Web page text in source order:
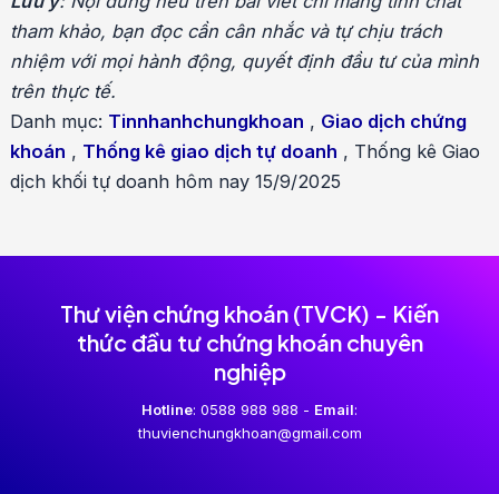
bài
viết
tham khảo, bạn đọc cần cân nhắc và tự chịu trách
nhiệm với mọi hành động, quyết định đầu tư của mình
trên thực tế.
Danh mục: Tinnhanhchungkhoan , Giao dịch chứng
khoán , Thống kê giao dịch tự doanh , Thống kê Giao
dịch khối tự doanh hôm nay 15/9/2025
Thư viện chứng khoán (TVCK) - Kiến
thức đầu tư chứng khoán chuyên
nghiệp
Hotline: 0588 988 988 - Email:
thuvienchungkhoan@gmail.com